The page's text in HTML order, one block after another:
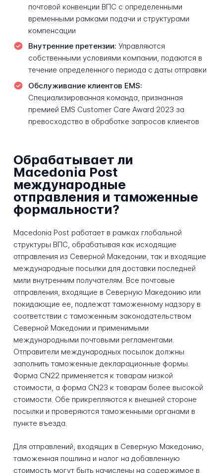
почтовой конвенции ВПС с определенными
временными рамками подачи и структурами
компенсации
Внутренние претензии: Управляются
собственными условиями компании, подаются в
течение определенного периода с даты отправки
Обслуживание клиентов EMS:
Специализированная команда, признанная
премией EMS Customer Care Award 2023 за
превосходство в обработке запросов клиентов
Обрабатывает ли
Macedonia Post
международные
отправления и таможенные
формальности?
Macedonia Post работает в рамках глобальной
структуры ВПС, обрабатывая как исходящие
отправления из Северной Македонии, так и входящие
международные посылки для доставки последней
мили внутренним получателям. Все почтовые
отправления, входящие в Северную Македонию или
покидающие ее, подлежат таможенному надзору в
соответствии с таможенным законодательством
Северной Македонии и применимыми
международными почтовыми регламентами.
Отправители международных посылок должны
заполнить таможенные декларационные формы.
Форма CN22 применяется к товарам низкой
стоимости, а форма CN23 к товарам более высокой
стоимости. Обе прикрепляются к внешней стороне
посылки и проверяются таможенными органами в
пункте въезда.
Для отправлений, входящих в Северную Македонию,
таможенная пошлина и налог на добавленную
стоимость могут быть начислены на содержимое в